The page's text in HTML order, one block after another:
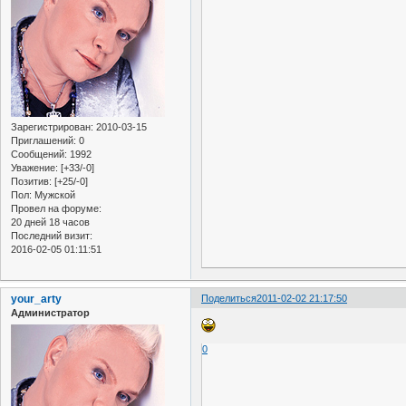
Зарегистрирован: 2010-03-15
Приглашений: 0
Сообщений: 1992
Уважение: [+33/-0]
Позитив: [+25/-0]
Пол: Мужской
Провел на форуме:
20 дней 18 часов
Последний визит:
2016-02-05 01:11:51
Поделиться2011-02-02 21:17:50
your_arty
Администратор
0